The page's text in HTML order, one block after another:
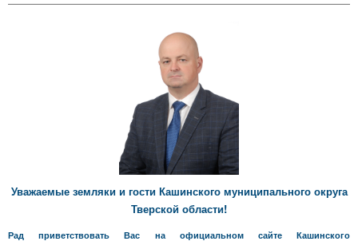
Уважаемые земляки и гости Кашинского муниципального округа
Тверской области!
Рад приветствовать Вас на официальном сайте Кашинского